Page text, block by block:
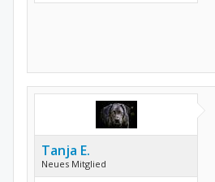
Tanja E.
Neues Mitglied